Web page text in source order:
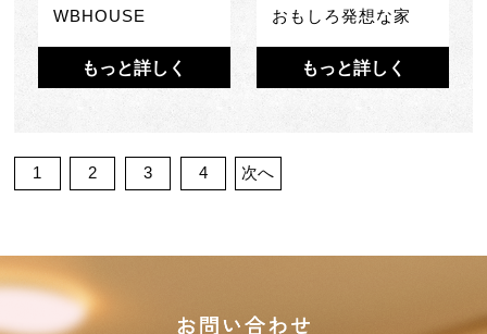
WBHOUSE
もっと詳しく
おもしろ発想な家
もっと詳しく
1 2 3 4 次へ